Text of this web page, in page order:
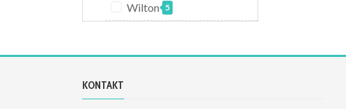
Wilton 5
KONTAKT